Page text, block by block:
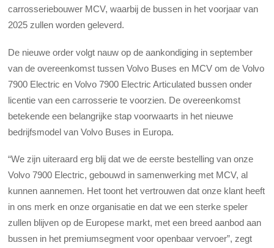
carrosseriebouwer MCV, waarbij de bussen in het voorjaar van
2025 zullen worden geleverd.
De nieuwe order volgt nauw op de aankondiging in september
van de overeenkomst tussen Volvo Buses en MCV om de Volvo
7900 Electric en Volvo 7900 Electric Articulated bussen onder
licentie van een carrosserie te voorzien. De overeenkomst
betekende een belangrijke stap voorwaarts in het nieuwe
bedrijfsmodel van Volvo Buses in Europa.
“We zijn uiteraard erg blij dat we de eerste bestelling van onze
Volvo 7900 Electric, gebouwd in samenwerking met MCV, al
kunnen aannemen. Het toont het vertrouwen dat onze klant heeft
in ons merk en onze organisatie en dat we een sterke speler
zullen blijven op de Europese markt, met een breed aanbod aan
bussen in het premiumsegment voor openbaar vervoer”, zegt